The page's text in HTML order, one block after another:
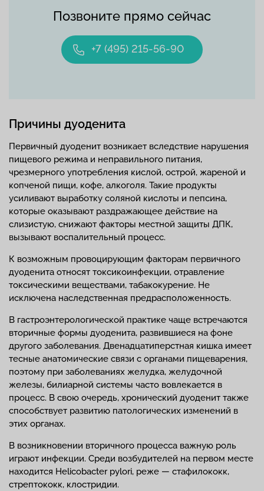
Позвоните прямо сейчас
+7 (495) 215-56-90
Причины дуоденита
Первичный дуоденит возникает вследствие нарушения
пищевого режима и неправильного питания,
чрезмерного употребления кислой, острой, жареной и
копченой пищи, кофе, алкоголя. Такие продукты
усиливают выработку соляной кислоты и пепсина,
которые оказывают раздражающее действие на
слизистую, снижают факторы местной защиты ДПК,
вызывают воспалительный процесс.
К возможным провоцирующим факторам первичного
дуоденита относят токсикоинфекции, отравление
токсическими веществами, табакокурение. Не
исключена наследственная предрасположенность.
В гастроэнтерологической практике чаще встречаются
вторичные формы дуоденита, развившиеся на фоне
другого заболевания. Двенадцатиперстная кишка имеет
тесные анатомические связи с органами пищеварения,
поэтому при заболеваниях желудка, желудочной
железы, билиарной системы часто вовлекается в
процесс. В свою очередь, хронический дуоденит также
способствует развитию патологических изменений в
этих органах.
В возникновении вторичного процесса важную роль
играют инфекции. Среди возбудителей на первом месте
находится Helicobacter pylori, реже — стафилококк,
стрептококк, клостридии.